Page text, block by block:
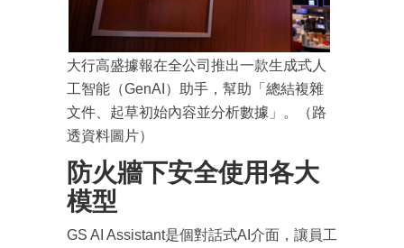
大行高盛據報在全公司推出一款生成式人
工智能（GenAI）助手，幫助「總結複雜
文件、起草初始內容並分析數據」。（路
透資料圖片）
防火牆下安全使用各大
模型
GS AI Assistant是個對話式AI介面，讓員工